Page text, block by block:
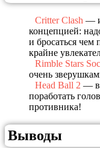
Critter Clash —
концепцией:
и бросаться
крайне
Rimble Stars
очень
Head Ball 2 — в
поработать
противника!
Выводы